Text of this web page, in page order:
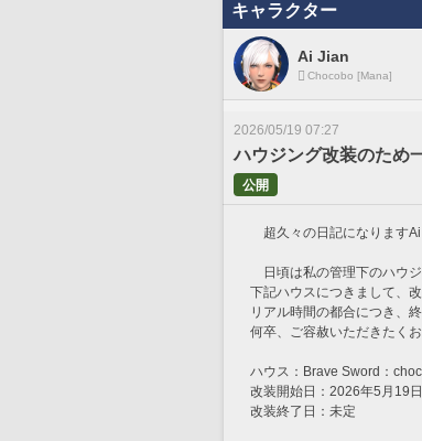
キャラクター
Ai Jian
Chocobo [Mana]
2026/05/19 07:27
ハウジング改装のため
公開
超久々の日記になりますAi
日頃は私の管理下のハウジ
下記ハウスにつきまして、
リアル時間の都合につき、
何卒、ご容赦いただきたくお
ハウス：Brave Sword：
改装開始日：2026年5月19日
改装終了日：未定